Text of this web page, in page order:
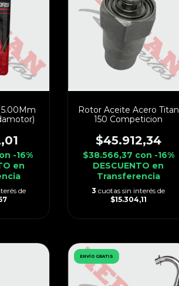
-16%
en
de
Rotor Aceite Acero Titan
150 Competicion
$45.912,34
$38.566,37 con -16%
DESCUENTO en
Transferencia
3 cuotas sin interés de
$15.304,11
ENVÍO GRATIS